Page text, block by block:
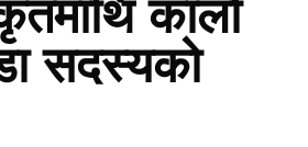
कालो
सदस्यको